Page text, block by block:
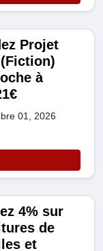
Projet
à
01, 2026
4% sur
de
et